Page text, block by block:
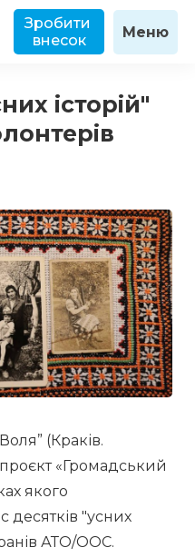
Зробити
внесок
Меню
історій"
(Краків.
«Громадський
якого
десятків "усних
АТО/ООС.